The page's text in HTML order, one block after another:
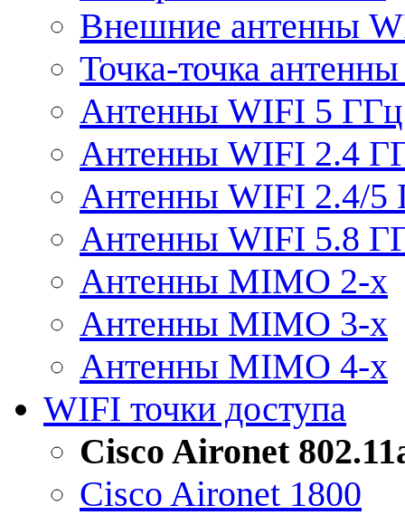
Внешние антенны
Точка-точка
Антенны WIFI 5 ГГц
Антенны WIFI 2.4
Антенны WIFI 2.4/5
Антенны WIFI 5.8
Антенны MIMO 2-x
Антенны MIMO 3-x
Антенны MIMO 4-x
WIFI точки доступа
Cisco Aironet
Cisco Aironet 1800